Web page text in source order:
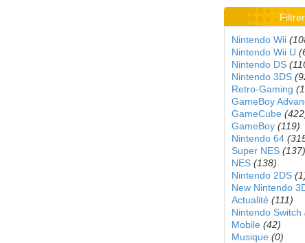
Nintendo Wii
Nintendo Wii U
Nintendo DS
Nintendo 3DS
Retro-Gaming
GameBoy
GameCube
GameBoy (119)
Nintendo 64
Super NES (137)
NES (138)
Nintendo 2DS
New Nintendo
Actualité (111)
Nintendo Switch
Mobile (42)
Musique (0)